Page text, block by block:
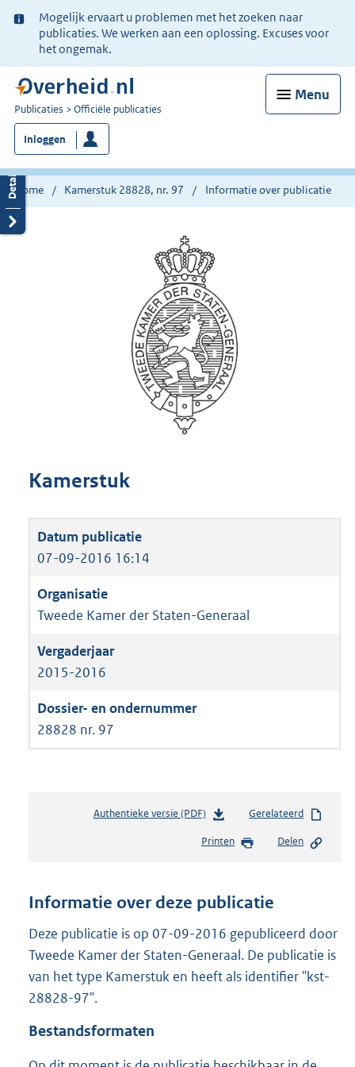
Ter
informatie:
Mogelijk ervaart u problemen met het zoeken naar
publicaties. We werken aan een oplossing. Excuses voor
het ongemak.
Menu
U
bent
nu
hier:
Publicaties Officiële publicaties
Inloggen
Home Kamerstuk 28828, nr. 97 Informatie over publicatie
Kamerstuk
07-09-2016 16:14
Tweede Kamer der Staten-Generaal
2015-2016
28828 nr. 97
Authentieke versie (PDF)b
s
n
s
r
o
:
Gerelateerd
Printen Delen
Informatie over deze publicatie
Deze publicatie is op 07-09-2016 gepubliceerd door
Tweede Kamer der Staten-Generaal. De publicatie is
van het type Kamerstuk en heeft als identifier "kst-
28828-97".
Bestandsformaten